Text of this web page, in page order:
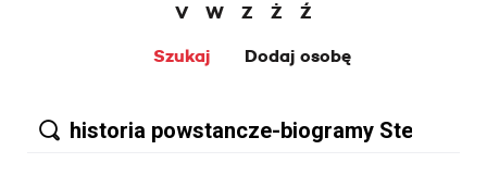
V
W Z Ż
Ź
Szukaj
Dodaj osobę